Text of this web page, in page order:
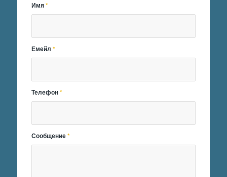
Имя*
Емейл*
Телефон*
Сообщение*